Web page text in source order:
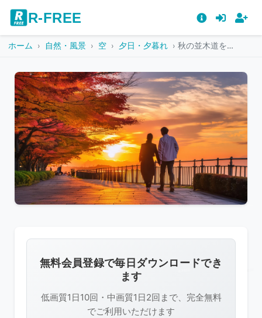
R-FREE
ホーム 自然・風景 空 夕日・夕暮れ 秋の並木道を歩く2人のシルエット
像
は
R-
FREE
無料会員登録で毎日ダウンロードでき
ます
低画質1日10回・中画質1日2回まで、完全無料
でご利用いただけます